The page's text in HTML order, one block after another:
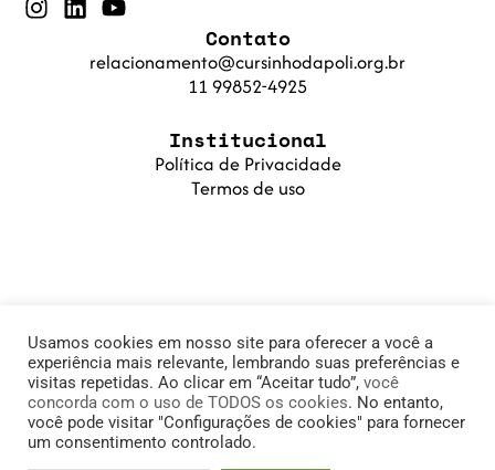
Institucional
Política de Privacidade
Termos de uso
Contato
relacionamento@cursinhodapoli.org.br
11 99852-4925
© 2025 Cursinho da Poli. Fundação PoliSaber |
11.905.215/0001-78
Usamos cookies em nosso site para oferecer a você a
experiência mais relevante, lembrando suas preferências e
visitas repetidas. Ao clicar em “Aceitar tudo”, você
concorda com o uso de TODOS os cookies. No entanto,
você pode visitar "Configurações de cookies" para fornecer
um consentimento controlado.